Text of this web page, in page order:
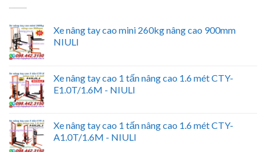
Xe nâng tay cao mini 260kg nâng cao 900mm
NIULI
Xe nâng tay cao 1 tấn nâng cao 1.6 mét CTY-
E1.0T/1.6M - NIULI
Xe nâng tay cao 1 tấn nâng cao 1.6 mét CTY-
A1.0T/1.6M - NIULI